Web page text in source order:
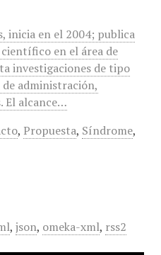
inicia en el 2004; publica
en el área de
investigaciones de tipo
de administración,
El alcance…
, Propuesta, Síndrome,
, json, omeka-xml, rss2